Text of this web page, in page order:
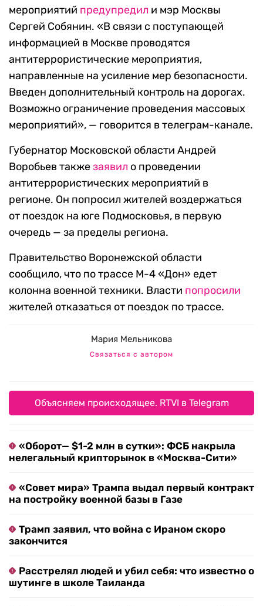
мероприятий предупредил и мэр Москвы
Сергей Собянин. «В связи с поступающей
информацией в Москве проводятся
антитеррористические мероприятия,
направленные на усиление мер безопасности.
Введен дополнительный контроль на дорогах.
Возможно ограничение проведения массовых
мероприятий», — говорится в телеграм-канале.
Губернатор Московской области Андрей
Воробьев такжезаявил о проведении
антитеррористических мероприятий в
регионе. Он попросил жителей воздержаться
от поездок на юге Подмосковья, в первую
очередь — за пределы региона.
Правительство Воронежской области
сообщило, что по трассе М-4 «Дон» едет
колонна военной техники. Власти попросили
жителей отказаться от поездок по трассе.
Мария Мельникова
Связаться с автором
Объясняем происходящее. RTVI в Telegram
«Оборот— $1-2 млн в сутки»: ФСБ накрыла
нелегальный крипторынок в «Москва-Сити»
«Совет мира» Трампа выдал первый контракт
на постройку военной базы в Газе
Трамп заявил, что война с Ираном скоро
закончится
Расстрелял людей и убил себя: что известно о
шутинге в школе Таиланда